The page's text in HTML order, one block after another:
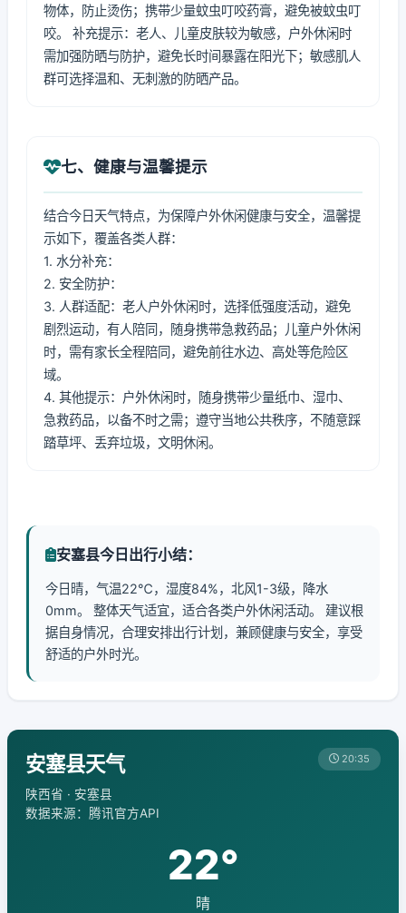
物体，防止烫伤；携带少量蚊虫叮咬药膏，避免被蚊虫叮
咬。 补充提示：老人、儿童皮肤较为敏感，户外休闲时
需加强防晒与防护，避免长时间暴露在阳光下；敏感肌人
群可选择温和、无刺激的防晒产品。
七、健康与温馨提示
结合今日天气特点，为保障户外休闲健康与安全，温馨提
示如下，覆盖各类人群：
1. 水分补充：
2. 安全防护：
3. 人群适配：老人户外休闲时，选择低强度活动，避免
剧烈运动，有人陪同，随身携带急救药品；儿童户外休闲
时，需有家长全程陪同，避免前往水边、高处等危险区
域。
4. 其他提示：户外休闲时，随身携带少量纸巾、湿巾、
急救药品，以备不时之需；遵守当地公共秩序，不随意踩
踏草坪、丢弃垃圾，文明休闲。
安塞县今日出行小结：
今日晴，气温22℃，湿度84%，北风1-3级，降水
0mm。 整体天气适宜，适合各类户外休闲活动。 建议根
据自身情况，合理安排出行计划，兼顾健康与安全，享受
舒适的户外时光。
安塞县天气
陕西省 · 安塞县
数据来源：腾讯官方API
20:35
22°
晴